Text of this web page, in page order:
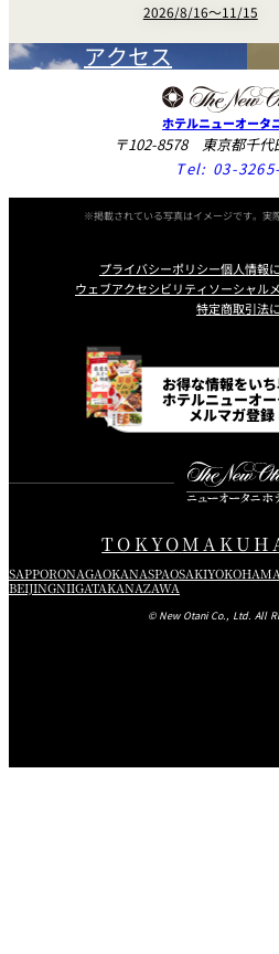
2026/8/16〜11/15
アクセス
ホテルニューオータ
〒102-8578 東京都千代
Tel: 03-
※掲載されている写真はイメージです。実
プライバシーポリシー個人情報
ウェブアクセシビリティソーシャル
特定商取引法
お得な情報をい
ホテルニューオー
メルマガ登録
TOKYO
SAPPORONAGAOKANASPAOSAKIYOKOHAMA
BEIJINGNIIGATAKANAZAWA
© New Otani Co., Ltd. All